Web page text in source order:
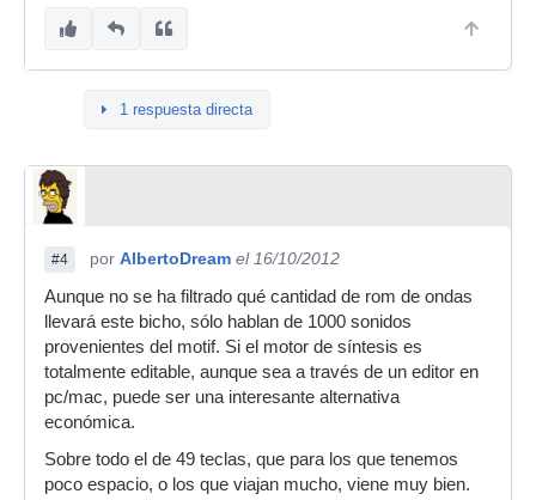
1 respuesta directa
#4 por AlbertoDream el 16/10/2012
Aunque no se ha filtrado qué cantidad de rom de ondas
llevará este bicho, sólo hablan de 1000 sonidos
provenientes del motif. Si el motor de síntesis es
totalmente editable, aunque sea a través de un editor en
pc/mac, puede ser una interesante alternativa
económica.
Sobre todo el de 49 teclas, que para los que tenemos
poco espacio, o los que viajan mucho, viene muy bien.